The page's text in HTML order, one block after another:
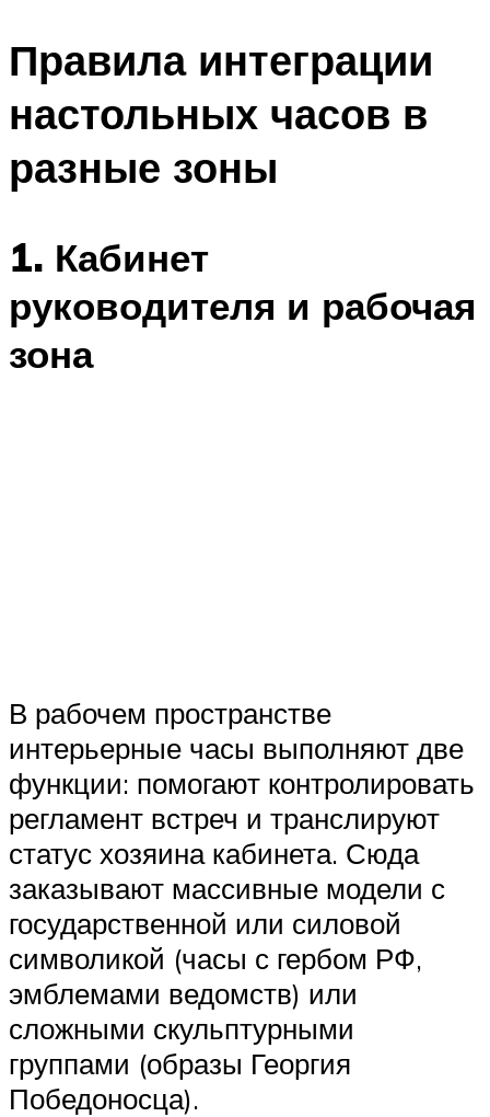
Правила интеграции
настольных часов в
разные зоны
1. Кабинет
руководителя и рабочая
зона
В рабочем пространстве
интерьерные часы выполняют две
функции: помогают контролировать
регламент встреч и транслируют
статус хозяина кабинета. Сюда
заказывают массивные модели с
государственной или силовой
символикой (часы с гербом РФ,
эмблемами ведомств) или
сложными скульптурными
группами (образы Георгия
Победоносца).